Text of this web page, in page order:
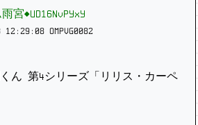
宮◆UD16NvPYxY
12:29:08 OMPVG0082
ん 第4シリーズ「リリス・カーペ